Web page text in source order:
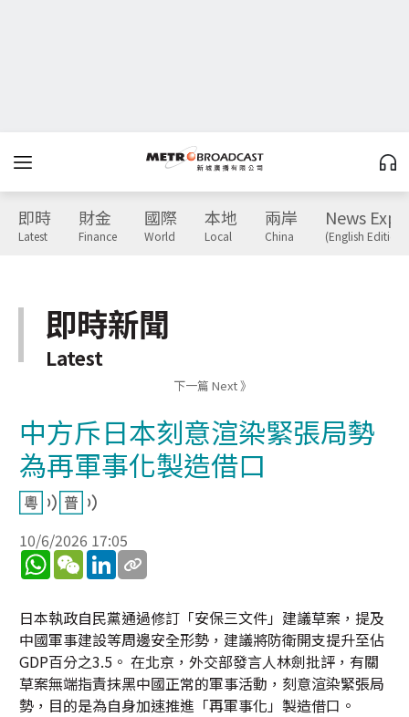
即時
Latest
財金
Finance
國際
World
本地
Local
兩岸
China
News
(English Edition)
即時新聞
Latest
下一篇 Next 》
中方斥日本刻意渲染緊張局勢
為再軍事化製造借口
10/6/2026 17:05
WhatsApp
WeChatLinkedIn
日本執政自民黨通過修訂「安保三文件」建議草案，提及
中國軍事建設等周邊安全形勢，建議將防衛開支提升至佔
GDP百分之3.5。 在北京，外交部發言人林劍批評，有關
草案無端指責抹黑中國正常的軍事活動，刻意渲染緊張局
勢，目的是為自身加速推進「再軍事化」製造借口。